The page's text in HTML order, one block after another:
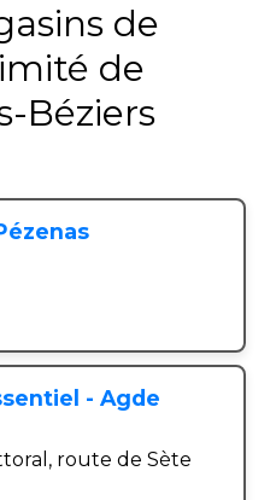
de
de
Béziers
- Agde
route de Sète